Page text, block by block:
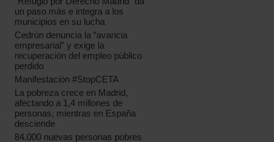
un paso más e integra a los
municipios en su lucha
Cedrún denuncia la “avaricia
empresarial” y exige la
recuperación del empleo público
perdido
Manifestación #StopCETA
La pobreza crece en Madrid,
afectando a 1,4 millones de
personas, mientras en España
desciende
84.000 nuevas personas pobres